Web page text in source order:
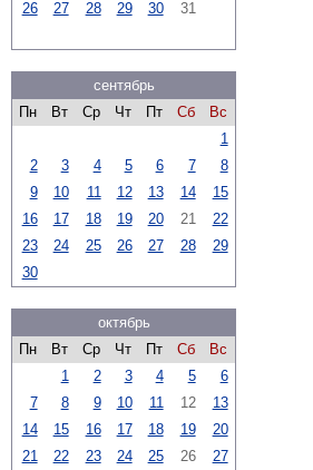
26
27 28 29 30 31
сентябрь
Пн
Вт Ср Чт Пт Сб
Вс
1
2
3 4 5 6 7
8
9
10 11 12 13 14
15
16
17 18 19 20 21
22
23
24 25 26 27 28
29
30
октябрь
Пн
Вт Ср Чт Пт Сб
Вс
1
2 3 4 5
6
7
8 9 10 11 12
13
14
15 16 17 18 19
20
21
22 23 24 25 26
27